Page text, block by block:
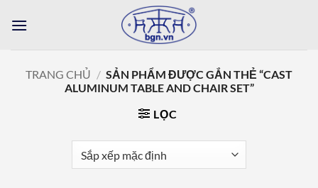
qua
TRANG CHỦ / SẢN PHẨM ĐƯỢC GẮN THẺ “CAST
ALUMINUM TABLE AND CHAIR SET”
LỌC